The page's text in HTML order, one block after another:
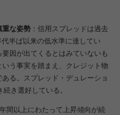
重な姿勢 ：信用スプレッドは過去
半ば以来の低水準に達してい
因が出てくるとはみていないも
う事実を踏まえ、クレジット物
る。スプレッド・デュレーショ
き選好している。
間以上にわたって上昇傾向が続